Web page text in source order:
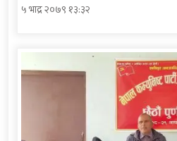
५ भाद्र २०७९ १३:३२